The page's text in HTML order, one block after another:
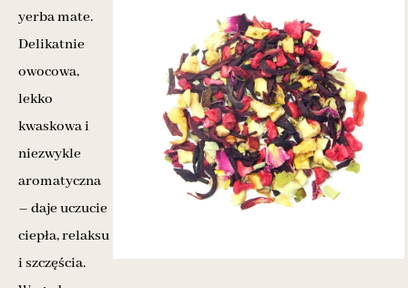
yerba mate.
Delikatnie
owocowa,
lekko
kwaskowa i
niezwykle
aromatyczna
– daje uczucie
ciepła, relaksu
i szczęścia.